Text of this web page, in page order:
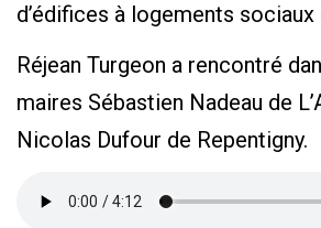
d’édifices à logements
Réjean Turgeon a rencontré
maires Sébastien Nadeau de
Nicolas Dufour de Repentigny.